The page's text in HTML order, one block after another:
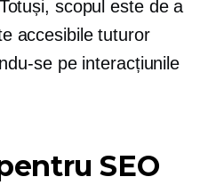
scopul este de a
accesibile tuturor
se pe interacțiunile
SEO